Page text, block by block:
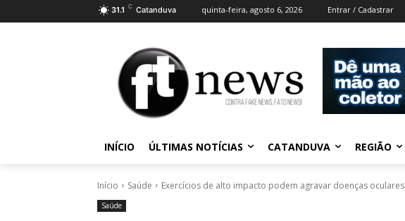
31.1 C Catanduva quinta-feira, agosto 6, 2026 Entrar / Cadastrar
INÍCIO ÚLTIMAS NOTÍCIAS CATANDUVA REGIÃO
Início Saúde Exercícios de alto impacto podem agravar doenças oculares
Saúde